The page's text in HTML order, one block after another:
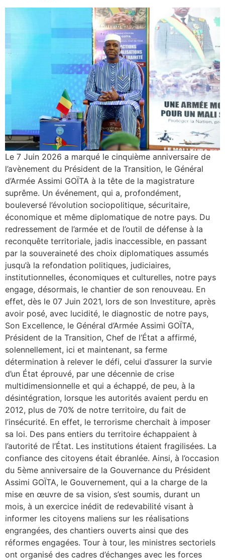
Le 7 Juin 2026 a marqué le cinquième anniversaire de
l’avènement du Président de la Transition, le Général
d’Armée Assimi GOÏTA à la tête de la magistrature
suprême. Un événement, qui a, profondément,
bouleversé l’évolution sociopolitique, sécuritaire,
économique et même diplomatique de notre pays. Du
redressement de l’armée et de l’outil de défense à la
reconquête territoriale, jadis inaccessible, en passant
par la souveraineté des choix diplomatiques assumés
jusqu’à la refondation politiques, judiciaires,
institutionnelles, économiques et culturelles, notre pays
engage, désormais, le chantier de son renouveau. En
effet, dès le 07 Juin 2021, lors de son Investiture, après
avoir posé, avec lucidité, le diagnostic de notre pays,
Son Excellence, le Général d’Armée Assimi GOÏTA,
Président de la Transition, Chef de l’État a affirmé,
solennellement, ici et maintenant, sa ferme
détermination à relever le défi, celui d’assurer la survie
d’un État éprouvé, par une décennie de crise
multidimensionnelle et qui a échappé, de peu, à la
désintégration, lorsque les autorités avaient perdu en
2012, plus de 70% de notre territoire, du fait de
l’insécurité. En effet, le terrorisme cherchait à imposer
sa loi. Des pans entiers du territoire échappaient à
l’autorité de l’État. Les institutions étaient fragilisées. La
confiance des citoyens était ébranlée. Ainsi, à l’occasion
du 5ème anniversaire de la Gouvernance du Président
Assimi GOÏTA, le Gouvernement, qui a la charge de la
mise en œuvre de sa vision, s’est soumis, durant un
mois, à un exercice inédit de redevabilité visant à
informer les citoyens maliens sur les réalisations
engrangées, des chantiers ouverts ainsi que des
réformes engagées. Tour à tour, les ministres sectoriels
ont organisé des cadres d’échanges avec les forces